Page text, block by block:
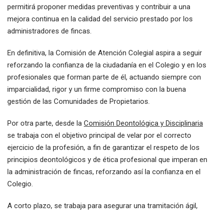
permitirá proponer medidas preventivas y contribuir a una
mejora continua en la calidad del servicio prestado por los
administradores de fincas.
En definitiva, la Comisión de Atención Colegial aspira a seguir
reforzando la confianza de la ciudadanía en el Colegio y en los
profesionales que forman parte de él, actuando siempre con
imparcialidad, rigor y un firme compromiso con la buena
gestión de las Comunidades de Propietarios.
Por otra parte, desde la Comisión Deontológica y Disciplinaria
se trabaja con el objetivo principal de velar por el correcto
ejercicio de la profesión, a fin de garantizar el respeto de los
principios deontológicos y de ética profesional que imperan en
la administración de fincas, reforzando así la confianza en el
Colegio.
A corto plazo, se trabaja para asegurar una tramitación ágil,